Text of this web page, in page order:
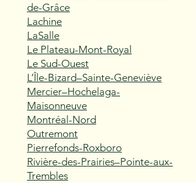
de-Grâce
Lachine
LaSalle
Le Plateau-Mont-Royal
Le Sud-Ouest
L’Île-Bizard–Sainte-Geneviève
Mercier–Hochelaga-
Maisonneuve
Montréal-Nord
Outremont
Pierrefonds-Roxboro
Rivière-des-Prairies–Pointe-aux-
Trembles